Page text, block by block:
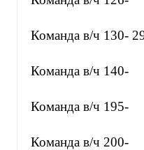
Команда в/ч 130-
Команда в/ч 140-
Команда в/ч 195-
Команда в/ч 200-